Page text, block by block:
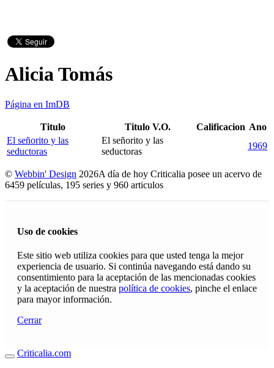
Alicia Tomás
Página en ImDB
Titulo Titulo V.O. Calificacion Ano
El señorito y las
seductoras
El señorito y las
seductoras
1969
© Webbin' Design 2026A día de hoy Criticalia posee un acervo de
6459 películas, 195 series y 960 articulos
Uso de cookies
Este sitio web utiliza cookies para que usted tenga la mejor
experiencia de usuario. Si continúa navegando está dando su
consentimiento para la aceptación de las mencionadas cookies
y la aceptación de nuestra política de cookies, pinche el enlace
para mayor información.
Cerrar
Criticalia.com